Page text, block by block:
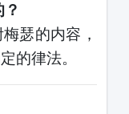
瑟的内容，
的律法。